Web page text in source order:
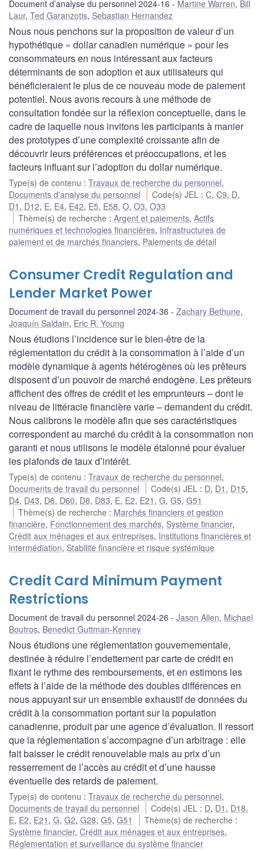
Document d’analyse du personnel 2024-16 Martine Warren, Bill
Laur, Ted Garanzotis, Sebastian Hernandez
Nous nous penchons sur la proposition de valeur d’un
hypothétique « dollar canadien numérique » pour les
consommateurs en nous intéressant aux facteurs
déterminants de son adoption et aux utilisateurs qui
bénéficieraient le plus de ce nouveau mode de paiement
potentiel. Nous avons recours à une méthode de
consultation fondée sur la réflexion conceptuelle, dans le
cadre de laquelle nous invitons les participants à manier
des prototypes d’une complexité croissante afin de
découvrir leurs préférences et préoccupations, et les
facteurs influant sur l’adoption du dollar numérique.
Type(s) de contenu : Travaux de recherche du personnel,
Documents d'analyse du personnel
Code(s) JEL :C,C9, D,
D1 , D12, E, E4, E42, E5, E58, O, O3, O33
Thème(s) de recherche :Argent et paiements,Actifs
numériques et technologies financières, Infrastructures de
paiement et de marchés financiers, Paiements de détail
Consumer Credit Regulation and
Lender Market Power
Document de travail du personnel 2024-36 Zachary Bethune,
Joaquín Saldain, Eric R. Young
Nous étudions l’incidence sur le bien-être de la
réglementation du crédit à la consommation à l’aide d’un
modèle dynamique à agents hétérogènes où les prêteurs
disposent d’un pouvoir de marché endogène. Les prêteurs
affichent des offres de crédit et les emprunteurs – dont le
niveau de littéracie financière varie – demandent du crédit.
Nous calibrons le modèle afin que ses caractéristiques
correspondent au marché du crédit à la consommation non
garanti et nous utilisons le modèle étalonné pour évaluer
les plafonds de taux d’intérêt.
Type(s) de contenu : Travaux de recherche du personnel,
Documents de travail du personnel
Code(s) JEL : D, D1 , D15,
D4, D43, D6, D60, D8, D83, E, E2, E21 , G, G5, G51
Thème(s) de recherche : Marchés financiers et gestion
financière, Fonctionnement des marchés, Système financier,
Crédit aux ménages et aux entreprises, Institutions financières et
intermédiation, Stabilité financière et risque systémique
Credit Card Minimum Payment
Restrictions
Document de travail du personnel 2024-26 Jason Allen, Michael
Boutros, Benedict Guttman-Kenney
Nous étudions une réglementation gouvernementale,
destinée à réduire l’endettement par carte de crédit en
fixant le rythme des remboursements, et en estimons les
effets à l’aide de la méthode des doubles différences en
nous appuyant sur un ensemble exhaustif de données du
crédit à la consommation portant sur la population
canadienne, produit par une agence d’évaluation. Il ressort
que la réglementation s’accompagne d’un arbitrage : elle
fait baisser le crédit renouvelable mais au prix d’un
resserrement de l’accès au crédit et d’une hausse
éventuelle des retards de paiement.
Type(s) de contenu : Travaux de recherche du personnel,
Documents de travail du personnel
Code(s) JEL : D, D1 , D18,
E, E2, E21 , G, G2, G28, G5, G51 Thème(s) de recherche :
Système financier, Crédit aux ménages et aux entreprises,
Réglementation et surveillance du système financier